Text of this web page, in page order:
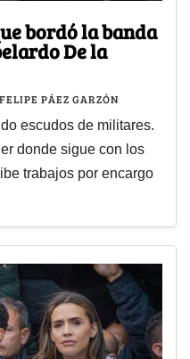
bordó la banda
De la
PÁEZ GARZÓN
escudos de militares.
donde sigue con los
trabajos por encargo